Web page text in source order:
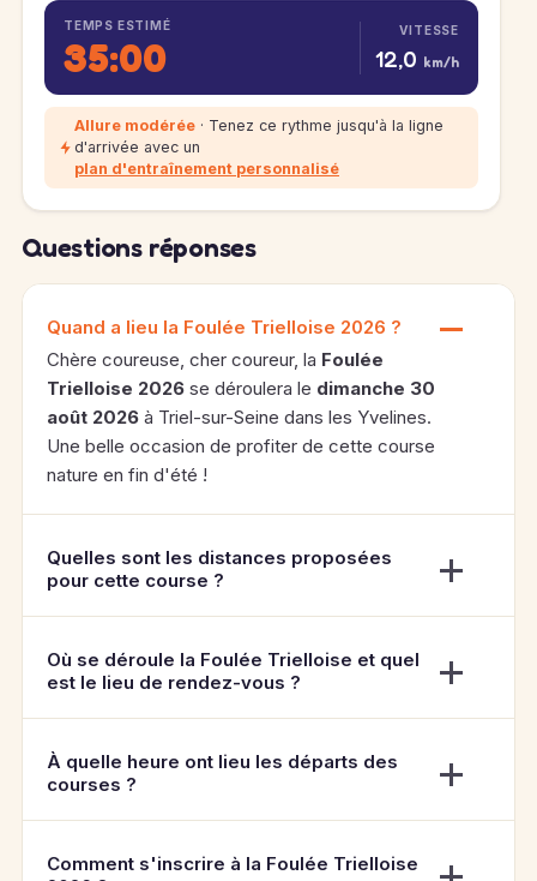
TEMPS ESTIMÉ
35:00
VITESSE
12,0 km/h
Allure modérée · Tenez ce rythme jusqu'à la ligne
d'arrivée avec un
plan d'entraînement personnalisé
Questions réponses
Quand a lieu la Foulée Trielloise 2026 ?
Chère coureuse, cher coureur, la Foulée
Trielloise 2026 se déroulera le dimanche 30
août 2026 à Triel-sur-Seine dans les Yvelines.
Une belle occasion de profiter de cette course
nature en fin d'été !
Quelles sont les distances proposées
pour cette course ?
Où se déroule la Foulée Trielloise et quel
est le lieu de rendez-vous ?
À quelle heure ont lieu les départs des
courses ?
Comment s'inscrire à la Foulée Trielloise